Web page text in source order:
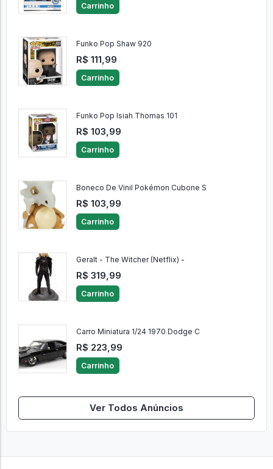
Carrinho
Funko Pop Shaw 920
R$ 111,99
Carrinho
Funko Pop Isiah Thomas 101
R$ 103,99
Carrinho
Boneco De Vinil Pokémon Cubone S
R$ 103,99
Carrinho
Geralt - The Witcher (Netflix) -
R$ 319,99
Carrinho
Carro Miniatura 1/24 1970 Dodge C
R$ 223,99
Carrinho
Ver Todos Anúncios